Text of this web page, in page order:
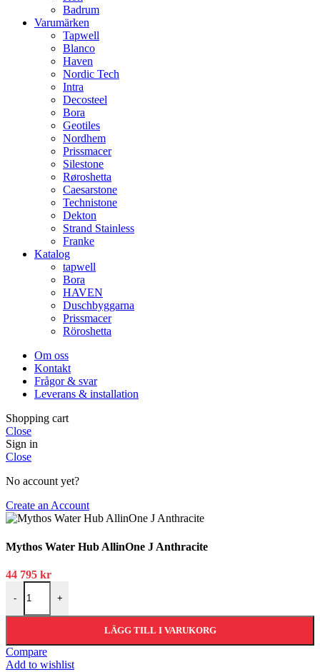
Badrum
Varumärken
Tapwell
Blanco
Haven
Nordic Tech
Intra
Decosteel
Bora
Geotiles
Nordhem
Prissmacer
Silestone
Røroshetta
Caesarstone
Technistone
Dekton
Strand Stainless
Franke
Katalog
tapwell
Bora
HAVEN
Duschbyggarna
Prissmacer
Röroshetta
Om oss
Kontakt
Frågor & svar
Leverans & installation
Shopping cart
Close
Sign in
Close
No account yet?
Create an Account
Mythos Water Hub AllinOne J Anthracite
44 795 kr
-
Mythos Water Hub AllinOne J Anthracite mängd
+
LÄGG TILL I VARUKORG
Compare
Add to wishlist